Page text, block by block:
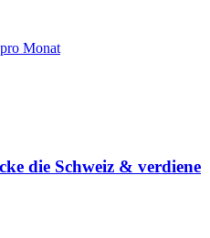
Monat
die Schweiz & verdiene